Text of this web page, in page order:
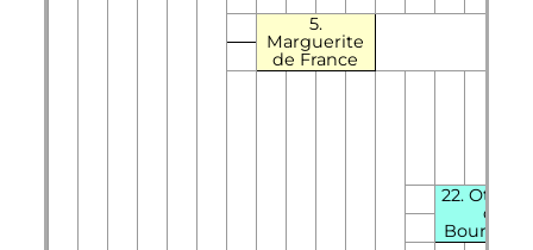
5.
Marguerite
de France
22. Othon
de